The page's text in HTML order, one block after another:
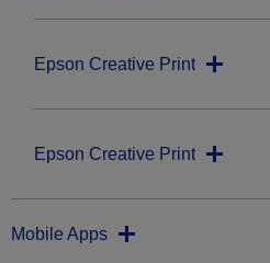
Epson Creative Print
Epson Creative Print
Mobile Apps